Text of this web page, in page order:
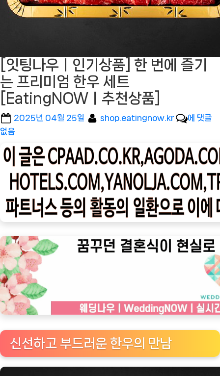
[잇팅나우ㅣ인기상품] 한 번에 즐기
는 프리미엄 한우 세트
[EatingNOWㅣ추천상품]
Posted
on
2025년 04월 25일 By
shop.eatingnow.kr
[잇
우
ㅣ
인
기
상
한
번
에 댓글
없음
신선하고 부드러운 한우의 만남